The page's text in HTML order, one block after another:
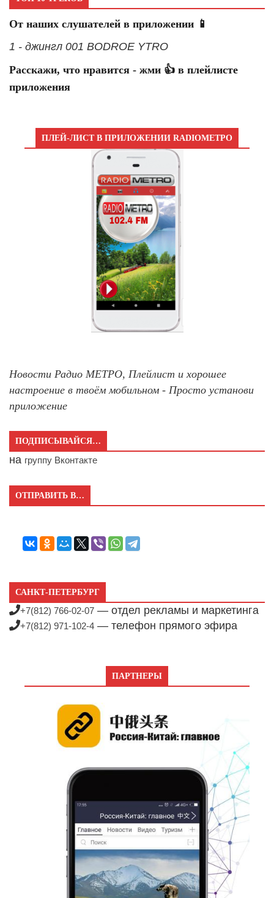
От наших слушателей в приложении 📱
1 - джингл 001 BODROE YTRO
Расскажи, что нравится - жми 👍 в плейлисте
приложения
ПЛЕЙ-ЛИСТ В ПРИЛОЖЕНИИ RADIOМЕТРО
Новости Радио МЕТРО, Плейлист и хорошее
настроение в твоём мобильном - Просто установи
приложение
ПОДПИСЫВАЙСЯ…
на группу Вконтакте
ОТПРАВИТЬ В…
САНКТ-ПЕТЕРБУРГ
+7(812) 766-02-07 — отдел рекламы и маркетинга
+7(812) 971-102-4 — телефон прямого эфира
ПАРТНЕРЫ